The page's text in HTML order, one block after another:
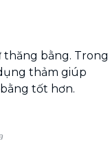
thăng bằng. Trong
thảm giúp
tốt hơn.